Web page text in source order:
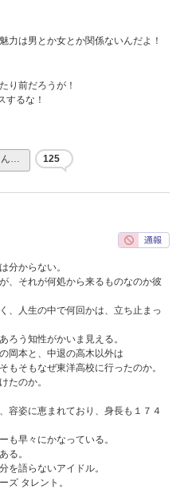
力は男とか女とか関係ないんだよ！
り前だろうが！
するな！
… 125
分からない。
、それが何処から来るものなのか彼
、人生の中で何回かは、立ち止まっ
ろう知性がかいま見える。
岡本と、中退の高木以外は
もそもなぜ東洋高校に行ったのか。
たのか。
容姿に恵まれており、身長も１７４
も早々にかなっている。
る。
を語らないアイドル。
ズ タレント。